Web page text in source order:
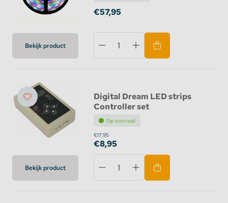
Bekijk product
€57,95
Bekijk product
Digital Dream LED strips
Controller set
Op voorraad
€17,95
€8,95